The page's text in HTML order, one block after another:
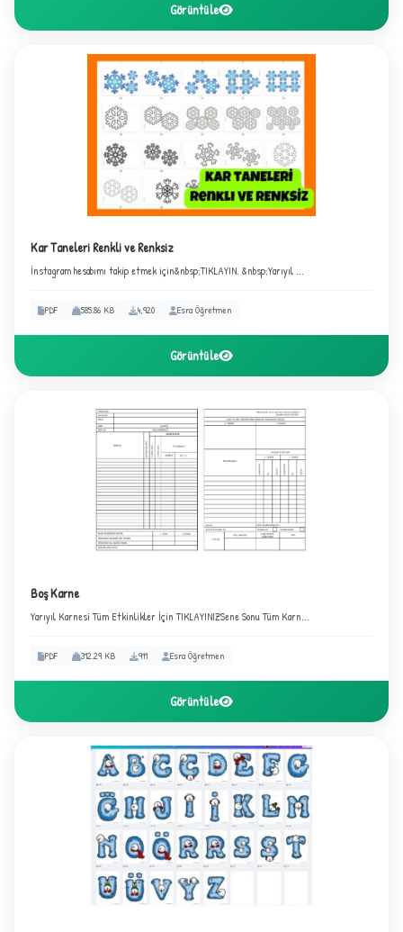
Görüntüle
Kar Taneleri Renkli ve Renksiz
İnstagram hesabımı takip etmek için&nbsp;TIKLAYIN. &nbsp;Yarıyıl ...
PDF 585.86 KB 4,920 Esra Öğretmen
Görüntüle
Boş Karne
Yarıyıl Karnesi Tüm Etkinlikler İçin TIKLAYINIZSene Sonu Tüm Karn...
PDF 312.29 KB 911 Esra Öğretmen
Görüntüle